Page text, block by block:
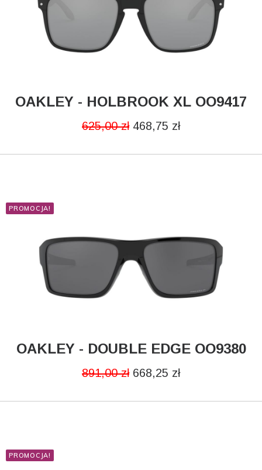
DODAJ DO KOSZYKA
OAKLEY - HOLBROOK XL OO9417
625,00zł 468,75 zł
PROMOCJA!
DODAJ DO KOSZYKA
OAKLEY - DOUBLE EDGE OO9380
891,00zł 668,25 zł
PROMOCJA!